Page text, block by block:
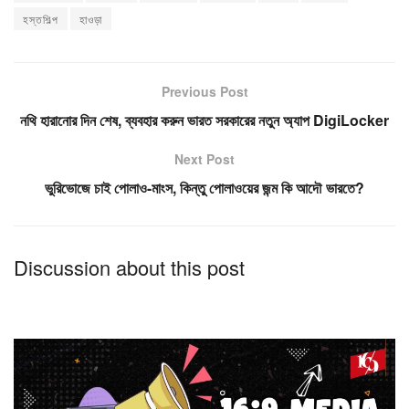
হস্তশিল্প
হাওড়া
Previous Post
নথি হারানোর দিন শেষ, ব্যবহার করুন ভারত সরকারের নতুন অ্যাপ DigiLocker
Next Post
ভুরিভোজে চাই পোলাও-মাংস, কিন্তু পোলাওয়ের জন্ম কি আদৌ ভারতে?
Discussion about this post